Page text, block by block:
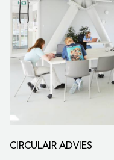
CIRCULAIR ADVIES